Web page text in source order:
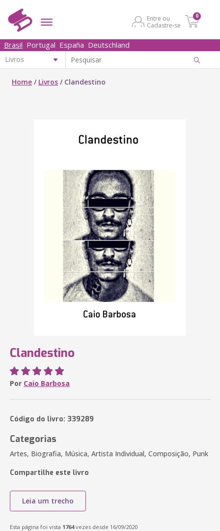
Entre ou
Cadastre-se
0
Brasil Portugal España Deutschland
Home / Livros / Clandestino
Clandestino
Por Caio Barbosa
Código do livro: 339289
Categorias
Artes, Biografia, Música, Artista Individual, Composição, Punk
Compartilhe este livro
Leia um trecho
Esta página foi vista 1764vezes desde 16/09/2020